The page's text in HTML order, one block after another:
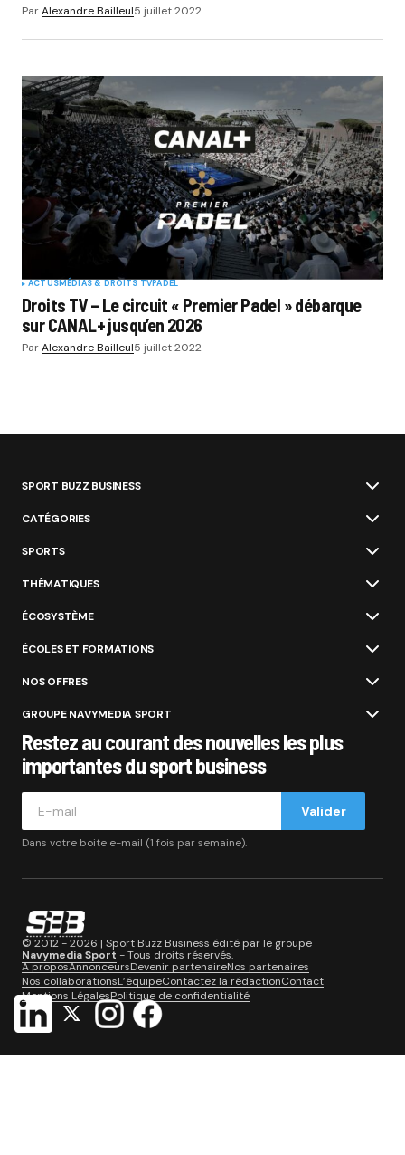
ParAlexandre Bailleul5 juillet 2022
ACTUSMÉDIAS & DROITS TVPADEL
Droits TV – Le circuit « Premier Padel » débarque
sur CANAL+ jusqu’en 2026
ParAlexandre Bailleul5 juillet 2022
SPORT BUZZ BUSINESS
CATÉGORIES
SPORTS
THÉMATIQUES
ÉCOSYSTÈME
ÉCOLES ET FORMATIONS
NOS OFFRES
GROUPE NAVYMEDIA SPORT
Restez au courant des nouvelles les plus
importantes du sport business
Valider
Dans votre boite e-mail (1 fois par semaine).
© 2012 - 2026 | Sport Buzz Business édité par le groupe
Navymedia Sport - Tous droits réservés.
A proposAnnonceursDevenir partenaireNos partenaires
Nos collaborationsL’équipeContactez la rédactionContact
Mentions LégalesPolitique de confidentialité